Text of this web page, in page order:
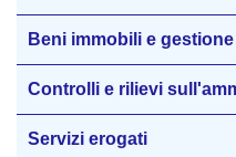
Beni immobili e
Controlli e rilievi
Servizi erogati